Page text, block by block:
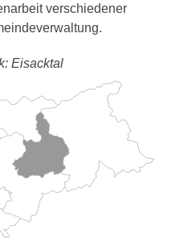
verschiedener
Eisacktal